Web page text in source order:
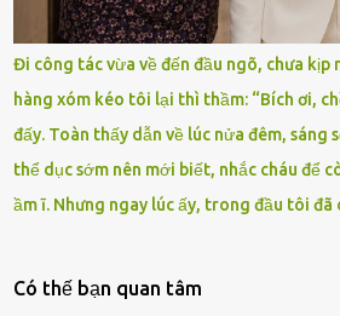
Đi công tác vừa về đến đầu ngõ, chưa kịp
hàng xóm kéo tôi lại thì thầm: “Bích ơi,
đấy. Toàn thấy dẫn về lúc nửa đêm, sáng
thể dục sớm nên mới biết, nhắc cháu để
ầm ĩ. Nhưng ngay lúc ấy, trong đầu tôi
Có thế bạn quan tâm